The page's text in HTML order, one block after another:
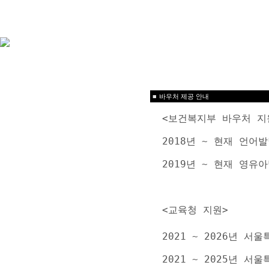
■ 바우처 제공 안내
<보건복지부 바우처 지
2018년 ~ 현재 언어발
2019년 ~ 현재 영유아
<교육청 지원>
2021 ~ 2026년 서울
2021 ~ 2025년 서울